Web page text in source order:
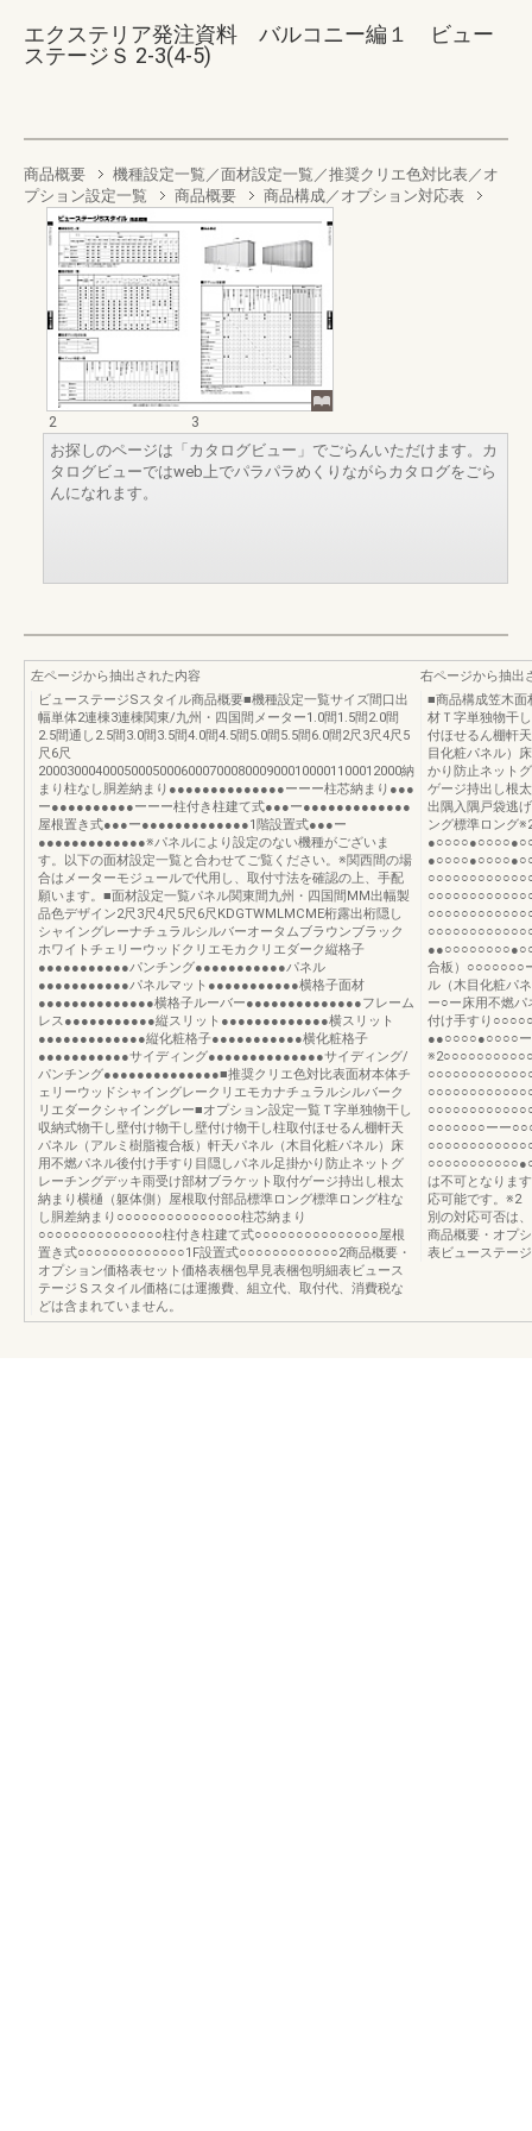
エクステリア発注資料 バルコニー編１ ビュー
ステージＳ 2-3(4-5)
商品概要
機種設定一覧／面材設定一覧／推奨クリエ色対比表／オ
プション設定一覧
商品概要 商品構成／オプション対応表
2
3
お探しのページは「カタログビュー」でごらんいただけます。カ
タログビューではweb上でパラパラめくりながらカタログをごら
んになれます。
左ページから抽出された内容
ビューステージSスタイル商品概要■機種設定一覧サイズ間口出
幅単体2連棟3連棟関東/九州・四国間メーター1.0間1.5間2.0間
2.5間通し2.5間3.0間3.5間4.0間4.5間5.0間5.5間6.0間2尺3尺4尺5
尺6尺
200030004000500050006000700080009000100001100012000納
まり柱なし胴差納まり●●●●●●●●●●●●●●ーーー柱芯納まり●●●
ー●●●●●●●●●●ーーー柱付き柱建て式●●●ー●●●●●●●●●●●●●
屋根置き式●●●ー●●●●●●●●●●●●●1階設置式●●●ー
●●●●●●●●●●●●●※パネルにより設定のない機種がございま
す。以下の面材設定一覧と合わせてご覧ください。※関西間の場
合はメーターモジュールで代用し、取付寸法を確認の上、手配
願います。■面材設定一覧パネル関東間九州・四国間MM出幅製
品色デザイン2尺3尺4尺5尺6尺KDGTWMLMCME桁露出桁隠し
シャイングレーナチュラルシルバーオータムブラウンブラック
ホワイトチェリーウッドクリエモカクリエダーク縦格子
●●●●●●●●●●●パンチング●●●●●●●●●●●パネル
●●●●●●●●●●●パネルマット●●●●●●●●●●●横格子面材
●●●●●●●●●●●●●●横格子ルーバー●●●●●●●●●●●●●●フレーム
レス●●●●●●●●●●●縦スリット●●●●●●●●●●●●●横スリット
●●●●●●●●●●●●●縦化粧格子●●●●●●●●●●●横化粧格子
●●●●●●●●●●●サイディング●●●●●●●●●●●●●●サイディング/
パンチング●●●●●●●●●●●●●●■推奨クリエ色対比表面材本体チ
ェリーウッドシャイングレークリエモカナチュラルシルバーク
リエダークシャイングレー■オプション設定一覧Ｔ字単独物干し
収納式物干し壁付け物干し壁付け物干し柱取付ほせるん棚軒天
パネル（アルミ樹脂複合板）軒天パネル（木目化粧パネル）床
用不燃パネル後付け手すり目隠しパネル足掛かり防止ネットグ
レーチングデッキ雨受け部材ブラケット取付ゲージ持出し根太
納まり横樋（躯体側）屋根取付部品標準ロング標準ロング柱な
し胴差納まり○○○○○○○○○○○○○○○柱芯納まり
○○○○○○○○○○○○○○○柱付き柱建て式○○○○○○○○○○○○○○○屋根
置き式○○○○○○○○○○○○○1F設置式○○○○○○○○○○○○2商品概要・
オプション価格表セット価格表梱包早見表梱包明細表ビュース
テージＳスタイル価格には運搬費、組立代、取付代、消費税な
どは含まれていません。
右ページから抽出
■商品構成笠木面
材Ｔ字単独物干
付ほせるん棚軒
目化粧パネル）
かり防止ネット
ゲージ持出し根
出隅入隅戸袋逃
ング標準ロング
合板）○○○○○○○
ル（木目化粧パ
ー○ー床用不燃
付け手すり
●●○○○○●○○○○
○○○○○○○ーー
は不可となりま
応可能です。※2
別の対応可否は
商品概要・オプ
表ビューステー